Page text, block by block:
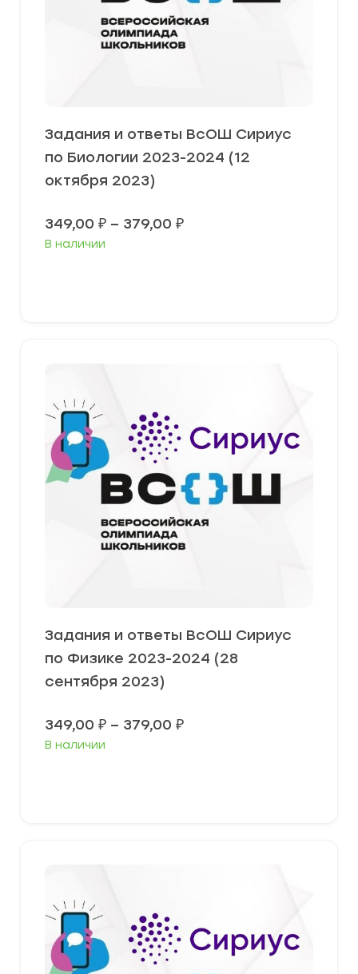
Задания и ответы ВсОШ Сириус
по Биологии 2023-2024 (12
октября 2023)
349,00 ₽ – 379,00 ₽Диапазон
В наличии
Задания и ответы ВсОШ Сириус
по Физике 2023-2024 (28
сентября 2023)
349,00 ₽ – 379,00 ₽Диапазон
В наличии